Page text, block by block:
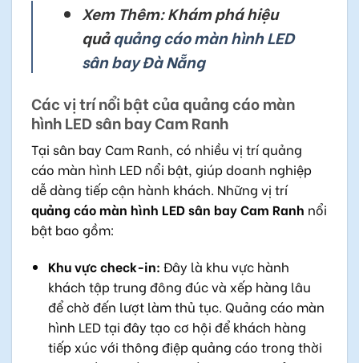
Xem Thêm: Khám phá hiệu
quảquảng cáo màn hình LED
sân bay Đà Nẵng
Các vị trí nổi bật của quảng cáo màn
hình LED sân bay Cam Ranh
Tại sân bay Cam Ranh, có nhiều vị trí quảng
cáo màn hình LED nổi bật, giúp doanh nghiệp
dễ dàng tiếp cận hành khách. Những vị trí
quảng cáo màn hình LED sân bay Cam Ranh nổi
bật bao gồm:
Khu vực check-in: Đây là khu vực hành
khách tập trung đông đúc và xếp hàng lâu
để chờ đến lượt làm thủ tục. Quảng cáo màn
hình LED tại đây tạo cơ hội để khách hàng
tiếp xúc với thông điệp quảng cáo trong thời